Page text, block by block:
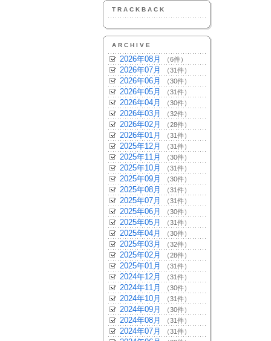
TRACKBACK
ARCHIVE
2026年08月 （6件）
2026年07月 （31件）
2026年06月 （30件）
2026年05月 （31件）
2026年04月 （30件）
2026年03月 （32件）
2026年02月 （28件）
2026年01月 （31件）
2025年12月 （31件）
2025年11月 （30件）
2025年10月 （31件）
2025年09月 （30件）
2025年08月 （31件）
2025年07月 （31件）
2025年06月 （30件）
2025年05月 （31件）
2025年04月 （30件）
2025年03月 （32件）
2025年02月 （28件）
2025年01月 （31件）
2024年12月 （31件）
2024年11月 （30件）
2024年10月 （31件）
2024年09月 （30件）
2024年08月 （31件）
2024年07月 （31件）